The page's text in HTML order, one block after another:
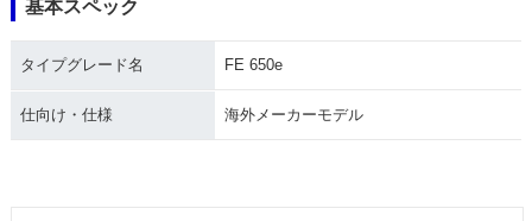
基本スペック
タイプグレード名 FE 650e
仕向け・仕様 海外メーカーモデル